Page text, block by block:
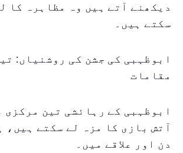
دیکھنے آتے ہیں وہ مظاہرہ کا
سکتے ہیں۔
ابوظہبی کی جشن کی روشنیاں:
مقامات
ابوظہبی کے رہائشی تین مرکزی
آتش بازی کا مزہ لے سکتے ہیں،
دن اور علاقے میں۔